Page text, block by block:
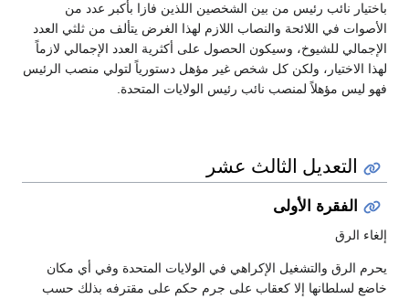
باختيار نائب رئيس من بين الشخصين اللذين فازا بأكبر عدد من
الأصوات في اللائحة والنصاب اللازم لهذا الغرض يتألف من ثلثي العدد
الإجمالي للشيوخ، وسيكون الحصول على أكثرية العدد الإجمالي لازماً
لهذا الاختيار، ولكن كل شخص غير مؤهل دستورياً لتولي منصب الرئيس
فهو ليس مؤهلاً لمنصب نائب رئيس الولايات المتحدة.
التعديل الثالث عشر
الفقرة الأولى
إلغاء الرق
يحرم الرق والتشغيل الإكراهي في الولايات المتحدة وفي أي مكان
خاضع لسلطانها إلا كعقاب على جرم حكم على مقترفه بذلك حسب